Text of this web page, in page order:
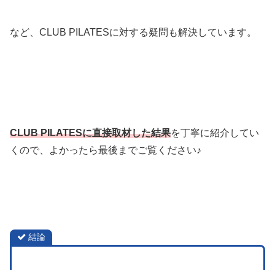
など、CLUB PILATESに対する疑問も解決しています。
CLUB PILATESに直接取材した結果を丁寧に紹介してい
くので、よかったら最後までご覧ください♪
結論